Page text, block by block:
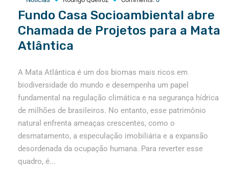
Fundo Casa Socioambiental abre
Chamada de Projetos para a Mata
Atlântica
A Mata Atlântica é um dos biomas mais ricos em
biodiversidade do mundo e desempenha um papel
fundamental na regulação climática e na segurança hídrica
de milhões de brasileiros. No entanto, esse patrimônio
natural enfrenta ameaças crescentes, como o
desmatamento, a especulação imobiliária e a expansão
desordenada da ocupação humana. Para reverter esse
quadro, é...